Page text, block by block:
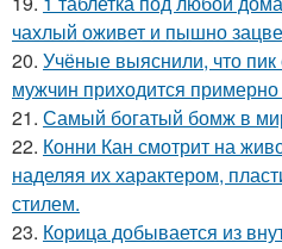
чахлый оживет и пышно
20. Учёные выяснили, что пик
мужчин приходится примерно
21. Самый богатый бомж в
22. Конни Кан смотрит на
наделяя их характером,
стилем.
23. Корица добывается из